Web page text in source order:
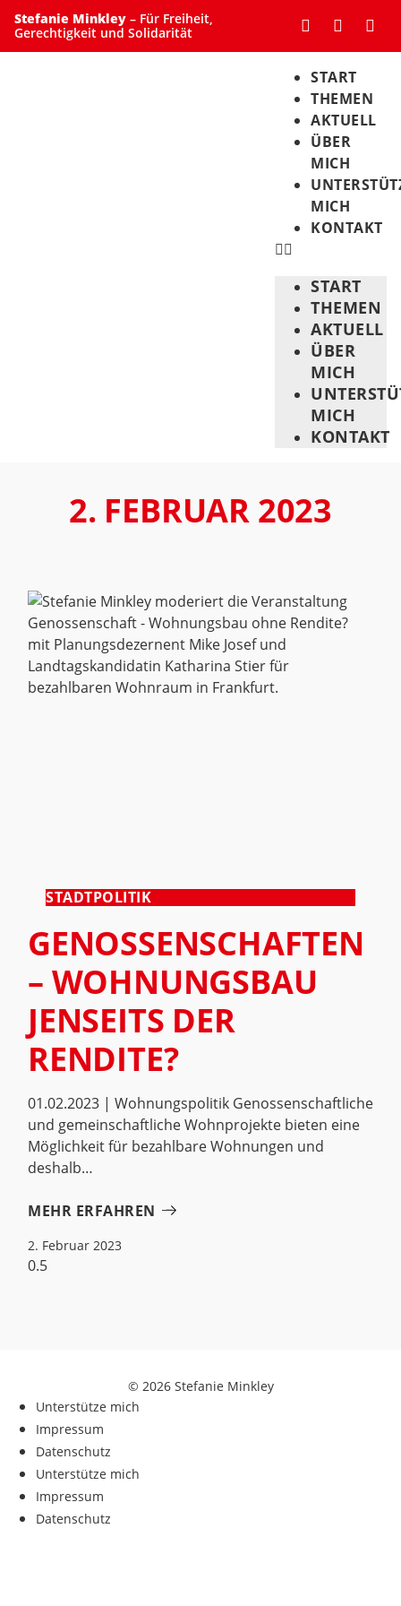
Stefanie Minkley – Für Freiheit,
Gerechtigkeit und Solidarität
START
THEMEN
AKTUELL
ÜBER
MICH
MICH
KONTAKT
START
THEMEN
AKTUELL
ÜBER
MICH
MICH
KONTAKT
2. FEBRUAR 2023
STADTPOLITIK
GENOSSENSCHAFTEN
– WOHNUNGSBAU
JENSEITS DER
RENDITE?
01.02.2023 | Wohnungspolitik Genossenschaftliche
und gemeinschaftliche Wohnprojekte bieten eine
Möglichkeit für bezahlbare Wohnungen und
deshalb
MEHR ERFAHREN
2. Februar 2023
© 2026 Stefanie Minkley
Unterstütze mich
Impressum
Datenschutz
Unterstütze mich
Impressum
Datenschutz